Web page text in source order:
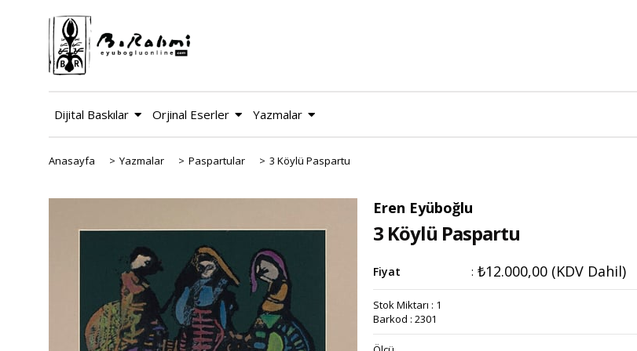
Dijital Baskılar Orjinal Eserler Yazmalar
Anasayfa > Yazmalar > Paspartular > 3 Köylü Paspartu
Eren Eyüboğlu
3 Köylü Paspartu
Fiyat : ₺12.000,00 (KDV Dahil)
Stok Miktarı : 1
Barkod : 2301